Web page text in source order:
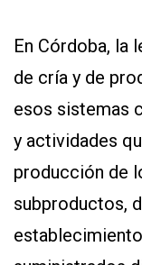
En Córdoba, la
de cría y de
esos sistemas
y actividades
producción de
subproductos,